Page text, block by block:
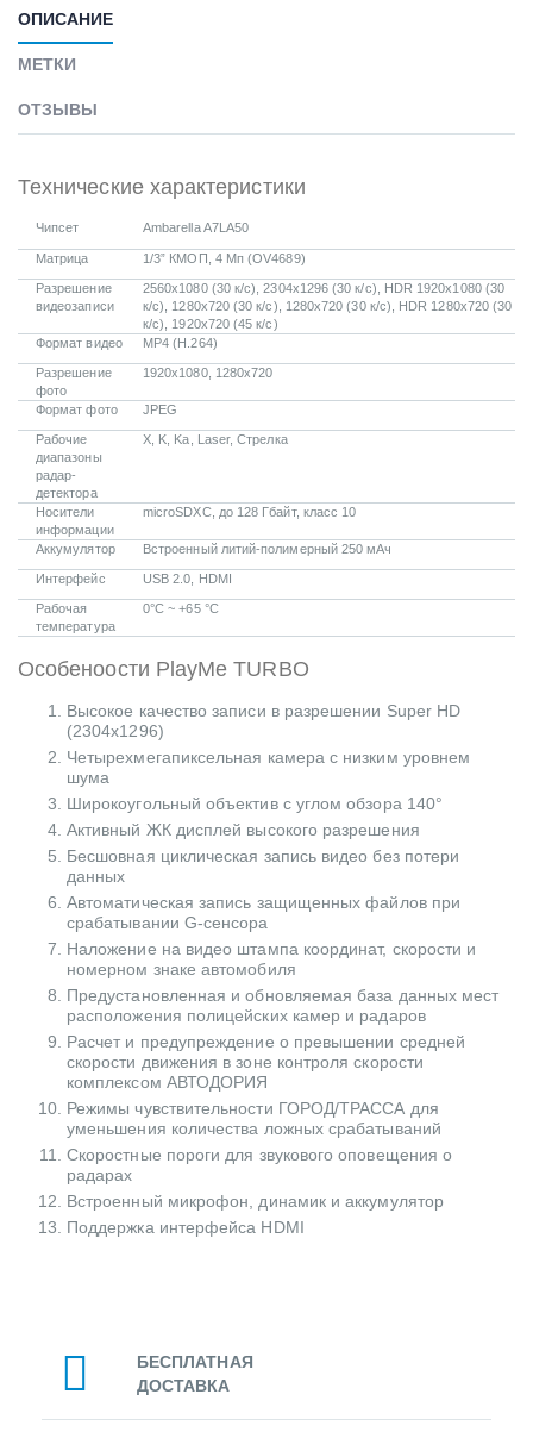
ОПИСАНИЕ
МЕТКИ
ОТЗЫВЫ
Технические характеристики
Чипсет Ambarella A7LA50
Матрица 1/3” КМОП, 4 Мп (OV4689)
Разрешение
видеозаписи
2560х1080 (30 к/с), 2304х1296 (30 к/с), HDR 1920х1080 (30
к/с), 1280х720 (30 к/с), 1280х720 (30 к/с), HDR 1280х720 (30
к/с), 1920х720 (45 к/с)
Формат видео
MP4 (H.264)
Разрешение
фото
1920х1080, 1280х720
Формат фото JPEG
Рабочие
диапазоны
радар-
детектора
X, K, Ka, Laser, Стрелка
Носители
информации
microSDXC, до 128 Гбайт, класс 10
Аккумулятор Встроенный литий-полимерный 250 мАч
Интерфейс USB 2.0, HDMI
Рабочая
температура
0°С ~ +65 °С
Особеноости PlayMe TURBO
Высокое качество записи в разрешении Super HD
(2304х1296)
Четырехмегапиксельная камера с низким уровнем
шума
Широкоугольный объектив с углом обзора 140°
Активный ЖК дисплей высокого разрешения
Бесшовная циклическая запись видео без потери
данных
Автоматическая запись защищенных файлов при
срабатывании G-сенсора
Наложение на видео штампа координат, скорости и
номерном знаке автомобиля
Предустановленная и обновляемая база данных мест
расположения полицейских камер и радаров
Расчет и предупреждение о превышении средней
скорости движения в зоне контроля скорости
комплексом АВТОДОРИЯ
Режимы чувствительности ГОРОД/ТРАССА для
уменьшения количества ложных срабатываний
Скоростные пороги для звукового оповещения о
радарах
Встроенный микрофон, динамик и аккумулятор
Поддержка интерфейса HDMI
БЕСПЛАТНАЯ
ДОСТАВКА